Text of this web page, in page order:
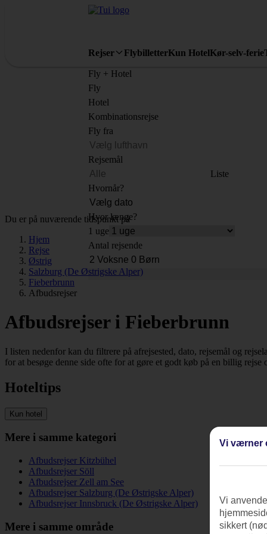
Rejser FlybilletterKun HotelKør-selv-ferie
Fly + Hotel
Fly
Hotel
Kombinationsrejse
Fly fra
Rejsemål
Liste
Hvornår?
Hvor længe?
1 uge
Antal rejsende
Du er på nuværende tidspunkt på
Hjem
Rejse
Østrig
Salzburg (De Østrigske Alper)
Fieberbrunn
Afbudsrejser
Afbudsrejser i Fieberbrunn
I listen nedenfor kan du filtrere på afrejsested, dato, rejsemål og
for at besøge denne side ofte for at gøre et godt køb på en billig
Hoteltips
Kun hotel
Mere i samme kategori
Afbudsrejser Kitzbühel
Afbudsrejser Söll
Afbudsrejser Zell am See
Afbudsrejser Salzburg (De Østrigske Alper)
Afbudsrejser Innsbruck (De Østrigske Alper)
Mere i samme område
Vi værner
Vi
sikkert